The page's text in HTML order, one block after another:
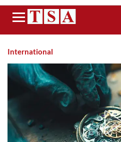
Menu
International